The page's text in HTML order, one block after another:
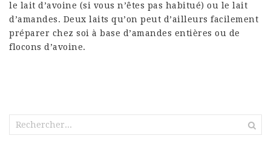
le lait d’avoine (si vous n’êtes pas habitué) ou le lait
d’amandes. Deux laits qu’on peut d’ailleurs facilement
préparer chez soi à base d’amandes entières ou de
flocons d’avoine.
Rechercher :